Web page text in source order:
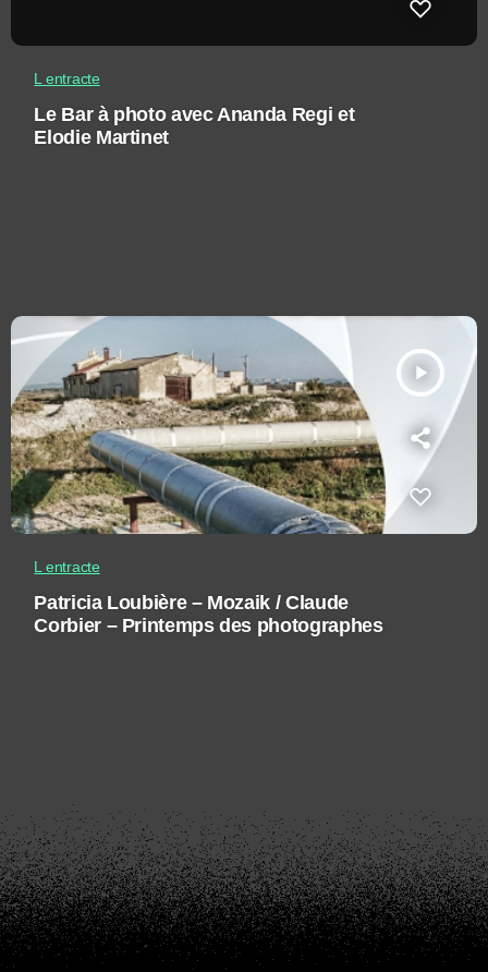
L entracte
Le Bar à photo avec Ananda Regi et
Elodie Martinet
play_arrow
L entracte
Patricia Loubière – Mozaik / Claude
Corbier – Printemps des photographes